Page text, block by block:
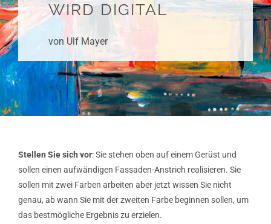
WIRD DIGITAL
von Ulf Mayer
Stellen Sie sich vor: Sie stehen oben auf einem Gerüst und
sollen einen aufwändigen Fassaden-Anstrich realisieren. Sie
sollen mit zwei Farben arbeiten aber jetzt wissen Sie nicht
genau, ab wann Sie mit der zweiten Farbe beginnen sollen, um
das bestmögliche Ergebnis zu erzielen.